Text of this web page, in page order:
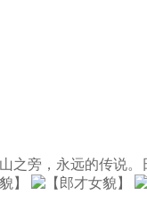
旁，永远的传说